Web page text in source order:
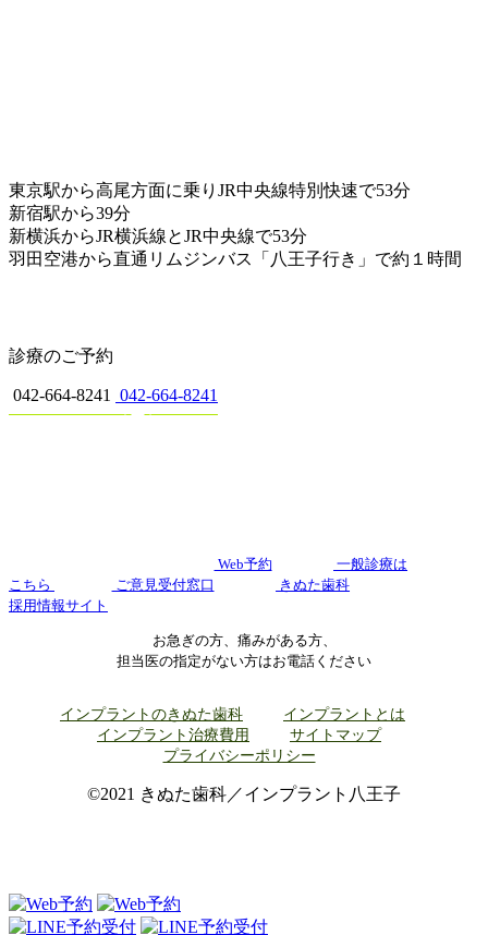
東京駅から高尾方面に乗りJR中央線特別快速で53分
新宿駅から39分
新横浜からJR横浜線とJR中央線で53分
羽田空港から直通リムジンバス「八王子行き」で約１時間
診療のご予約
042-664-8241 042-664-8241
Web予約
一般診療は
こちら
ご意見受付窓口
きぬた歯科
採用情報サイト
お急ぎの方、痛みがある方、
担当医の指定がない方はお電話ください
インプラントのきぬた歯科
インプラントとは
インプラント治療費用
サイトマップ
プライバシーポリシー
©2021 きぬた歯科／インプラント八王子